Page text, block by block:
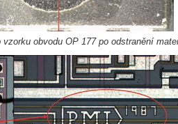
obvodu OP 177 po odstranění